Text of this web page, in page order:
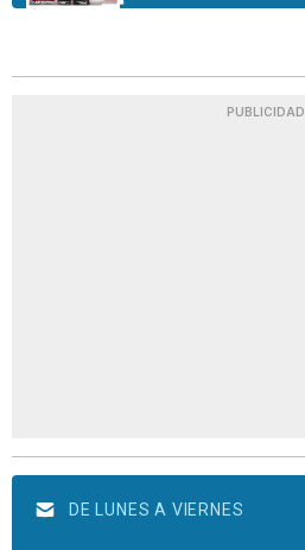
PUBLICIDAD
DE LUNES A VIERNES